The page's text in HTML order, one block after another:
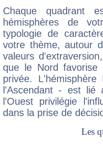
Chaque quadrant
hémisphères de
typologie de
votre thème, autour
valeurs
que le Nord favorise
privée.
l'Ascendant - est
l'Ouest privilégie
dans la prise de